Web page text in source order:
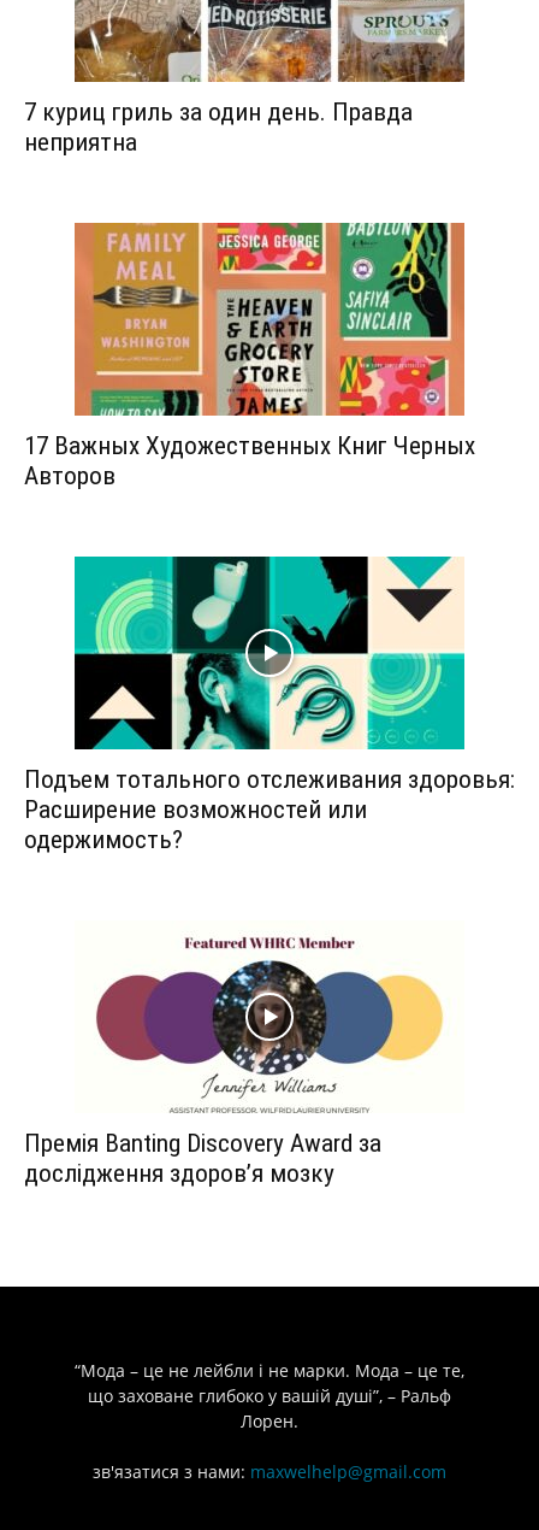
7 куриц гриль за один день. Правда
неприятна
17 Важных Художественных Книг Черных
Авторов
Подъем тотального отслеживания здоровья:
Расширение возможностей или
одержимость?
Премія Banting Discovery Award за
дослідження здоров’я мозку
“Мода – це не лейбли і не марки. Мода – це те,
що заховане глибоко у вашій душі”, – Ральф
Лорен.
зв'язатися з нами: maxwelhelp@gmail.com